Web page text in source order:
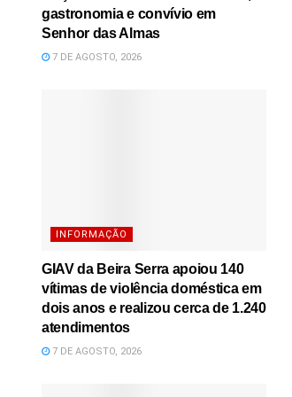
gastronomia e convívio em
Senhor das Almas
7 DE AGOSTO, 2026
INFORMAÇÃO
GIAV da Beira Serra apoiou 140
vítimas de violência doméstica em
dois anos e realizou cerca de 1.240
atendimentos
7 DE AGOSTO, 2026